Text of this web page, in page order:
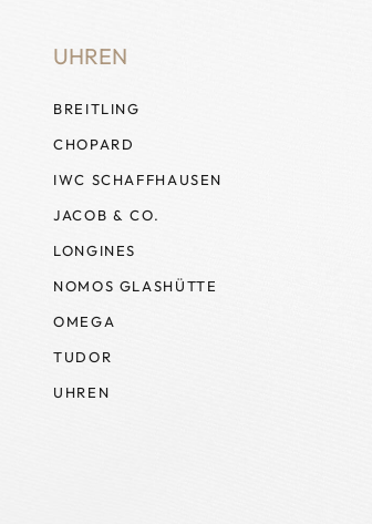
UHREN
BREITLING
CHOPARD
IWC SCHAFFHAUSEN
JACOB & CO.
LONGINES
NOMOS GLASHÜTTE
OMEGA
TUDOR
UHREN